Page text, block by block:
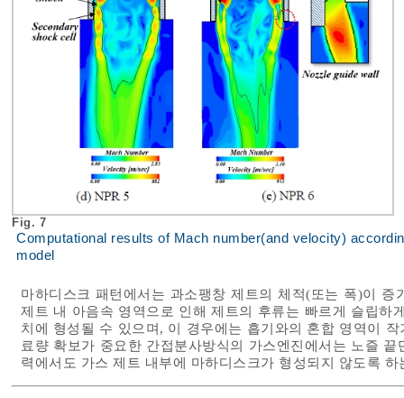
Fig. 7
Computational results of Mach number(and velocity)
model
마하디스크 패턴에서는 과소팽창 제트의 체적(또는 폭)이
제트 내 아음속 영역으로 인해 제트의 후류는 빠르게 슬립하
치에 형성될 수 있으며, 이 경우에는 흡기와의 혼합 영역이
료량 확보가 중요한 간접분사방식의 가스엔진에서는 노즐
력에서도 가스 제트 내부에 마하디스크가 형성되지 않도록